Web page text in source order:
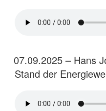
07.09.2025 – Hans
Stand der